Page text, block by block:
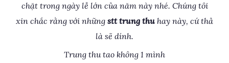
chặt trong ngày lễ lớn của năm này nhé. Chúng tôi
xin chắc rằng với những stt trung thu hay này, cứ thả
là sẽ dính.
Trung thu tao không 1 mình